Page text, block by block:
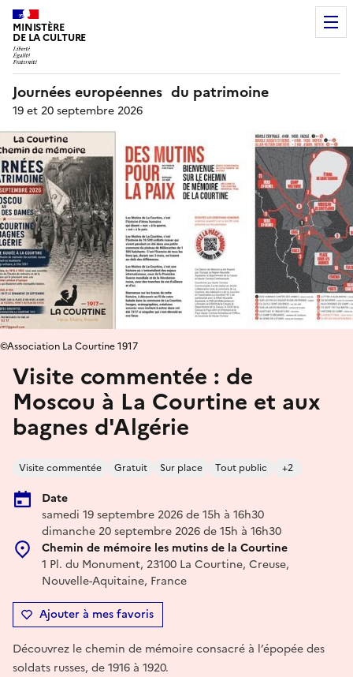
MINISTÈRE
DE LA CULTURE
Journées européennes du patrimoine
19 et 20 septembre 2026
Visite commentée : de
Moscou à La Courtine et aux
bagnes d'Algérie
Visite commentée Gratuit Sur place Tout public +2
Date
samedi 19 septembre 2026 de 15h à 16h30
dimanche 20 septembre 2026 de 15h à 16h30
Chemin de mémoire les mutins de la Courtine
1 Pl. du Monument, 23100 La Courtine, Creuse,
Nouvelle-Aquitaine, France
Ajouter à mes favoris
©Association La Courtine 1917
Découvrez le chemin de mémoire consacré à l’épopée des
soldats russes, de 1916 à 1920.